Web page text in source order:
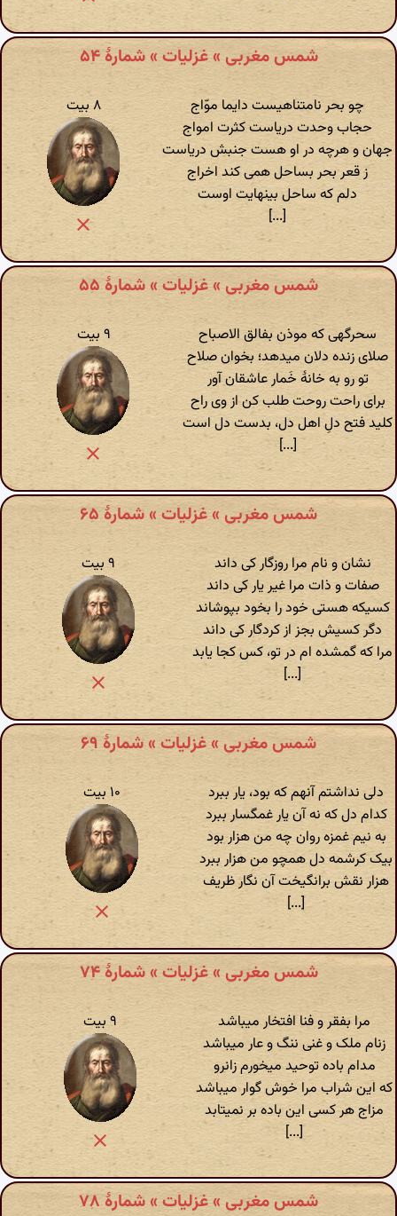
شمس مغربی » غزلیات » شمارهٔ ۵۴
چو بحر نامتناهیست دایما موّاج
حجاب وحدت دریاست کثرت امواج
جهان و هرچه در او هست جنبش دریاست
ز قعر بحر بساحل همی کند اخراج
دلم که ساحل بینهایت اوست
[...]
۸ بیت
شمس مغربی » غزلیات » شمارهٔ ۵۵
سحرگهی که موذن بفالق الاصباح
صلای زنده دلان میدهد؛ بخوان صلاح
تو رو به خانهٔ خَمار عاشقان آور
برای راحت روحت طلب کن از وی راح
کلید فتح دلِ اهل دل، بدست دل است
[...]
۹ بیت
شمس مغربی » غزلیات » شمارهٔ ۶۵
نشان و نام مرا روزگار کی داند
صفات و ذات مرا غیر یار کی داند
کسیکه هستی خود را بخود بپوشاند
دگر کسیش بجز از کردگار کی داند
مرا که گمشده ام در تو، کس کجا یابد
[...]
۹ بیت
شمس مغربی » غزلیات » شمارهٔ ۶۹
دلی نداشتم آنهم که بود، یار ببرد
کدام دل که نه آن یار غمگسار ببرد
به نیم غمزه روان چه من هزار بود
بیک کرشمه دل همچو من هزار ببرد
هزار نقش برانگیخت آن نگار ظریف
[...]
۱۰ بیت
شمس مغربی » غزلیات » شمارهٔ ۷۴
مرا بفقر و فنا افتخار میباشد
زنام ملک و غنی ننگ و عار میباشد
مدام باده توحید میخورم زانرو
که این شراب مرا خوش گوار میباشد
مزاج هر کسی این باده بر نمیتابد
[...]
۹ بیت
شمس مغربی » غزلیات » شمارهٔ ۷۸